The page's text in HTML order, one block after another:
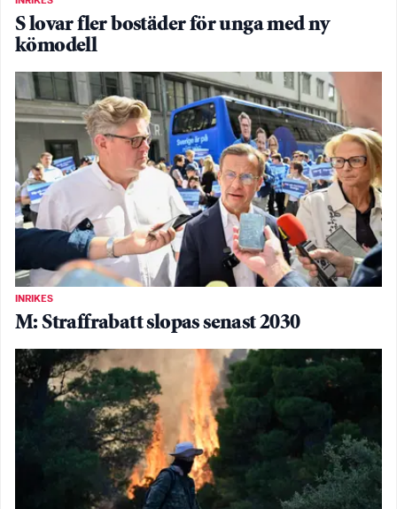
S lovar fler bostäder för unga med ny
kömodell
INRIKES
M: Straffrabatt slopas senast 2030